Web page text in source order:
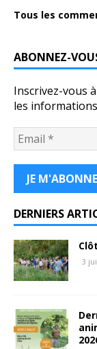
Tous les
ABONNEZ-
Inscrivez-vous
les
DERNIERS
3